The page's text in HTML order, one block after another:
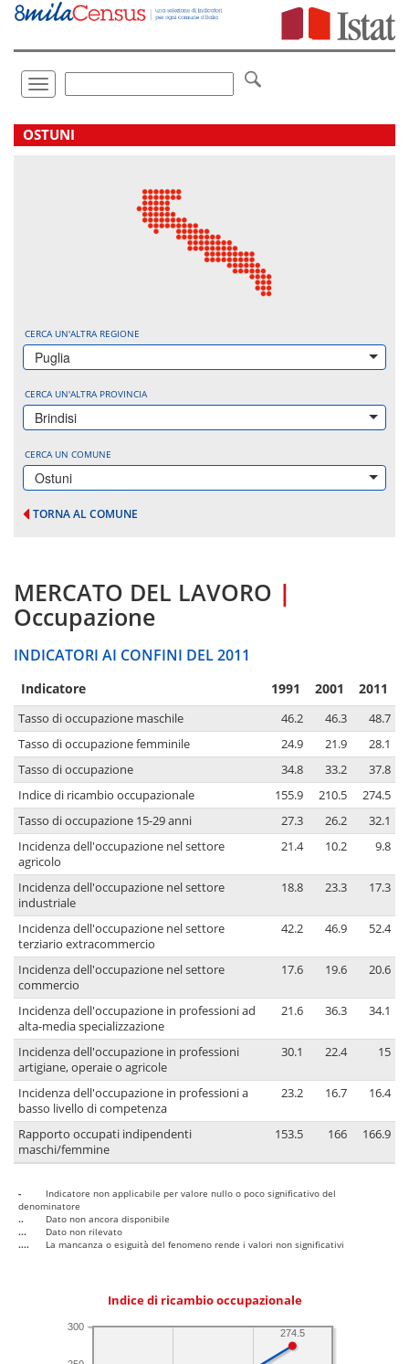
Vai
direttamente
Toggle
navigation
.
OSTUNI
CERCA UN'ALTRA REGIONE
Puglia
CERCA UN'ALTRA PROVINCIA
Brindisi
CERCA UN COMUNE
Ostuni
TORNA AL COMUNE
MERCATO DEL LAVORO |
Occupazione
INDICATORI AI CONFINI DEL 2011
Indicatore 1991 2001 2011
Tasso di occupazione maschile 46.2 46.3
48.7
Tasso di occupazione femminile
24.9 21.9
28.1
Tasso di occupazione
34.8 33.2
37.8
Indice di ricambio occupazionale
155.9 210.5
274.5
Tasso di occupazione 15-29 anni
27.3 26.2
32.1
Incidenza dell'occupazione nel settore
agricolo
21.4 10.2 9.8
Incidenza dell'occupazione nel settore
industriale
18.8 23.3 17.3
Incidenza dell'occupazione nel settore
terziario extracommercio
42.2 46.9 52.4
Incidenza dell'occupazione nel settore
commercio
17.6 19.6 20.6
Incidenza dell'occupazione in professioni ad
alta-media specializzazione
21.6 36.3 34.1
Incidenza dell'occupazione in professioni
artigiane, operaie o agricole
30.1 22.4 15
Incidenza dell'occupazione in professioni a
basso livello di competenza
23.2 16.7 16.4
Rapporto occupati indipendenti
maschi/femmine
153.5 166 166.9
-
Indicatore non applicabile per valore nullo o poco significativo del
denominatore
..
Dato non ancora disponibile
...
Dato non rilevato
....
La mancanza o esiguità del fenomeno rende i valori non significativi
Indice di ricambio occupazionale
300
274.5